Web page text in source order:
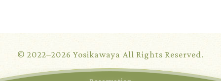
© 2022–2026 Yosikawaya All Rights Reserved.